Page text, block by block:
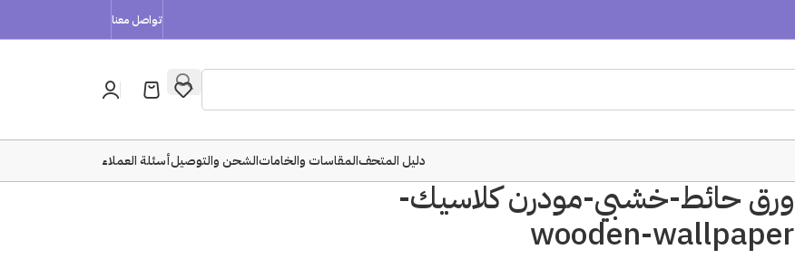
تواصل معنا
دليل المتحفالمقاسات والخاماتالشحن والتوصيلأسئلة العملاء
ورق حائط-خشبي-مودرن كلاسيك-
wooden-wallpaper